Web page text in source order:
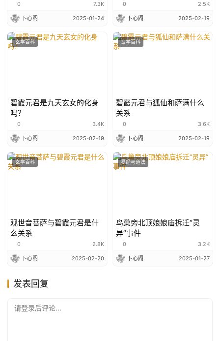
0 7.3K
卜心阁 2025-01-24
0 2.5K
卜心阁 2025-02-19
玄学百科
碧霞元君是九天玄女的化身
吗？
0 3.4K
卜心阁 2025-02-19
玄学百科
碧霞元君与狐仙和萨满什么
关系
0 3.6K
卜心阁 2025-02-19
玄学百科
观世音菩萨与碧霞元君是什
么关系
0 2.8K
卜心阁 2025-02-20
易经与道法
鸟巢旁北顶娘娘庙拆迁“灵
异”事件
0 3.2K
卜心阁 2025-01-27
发表回复
请登录后评论...